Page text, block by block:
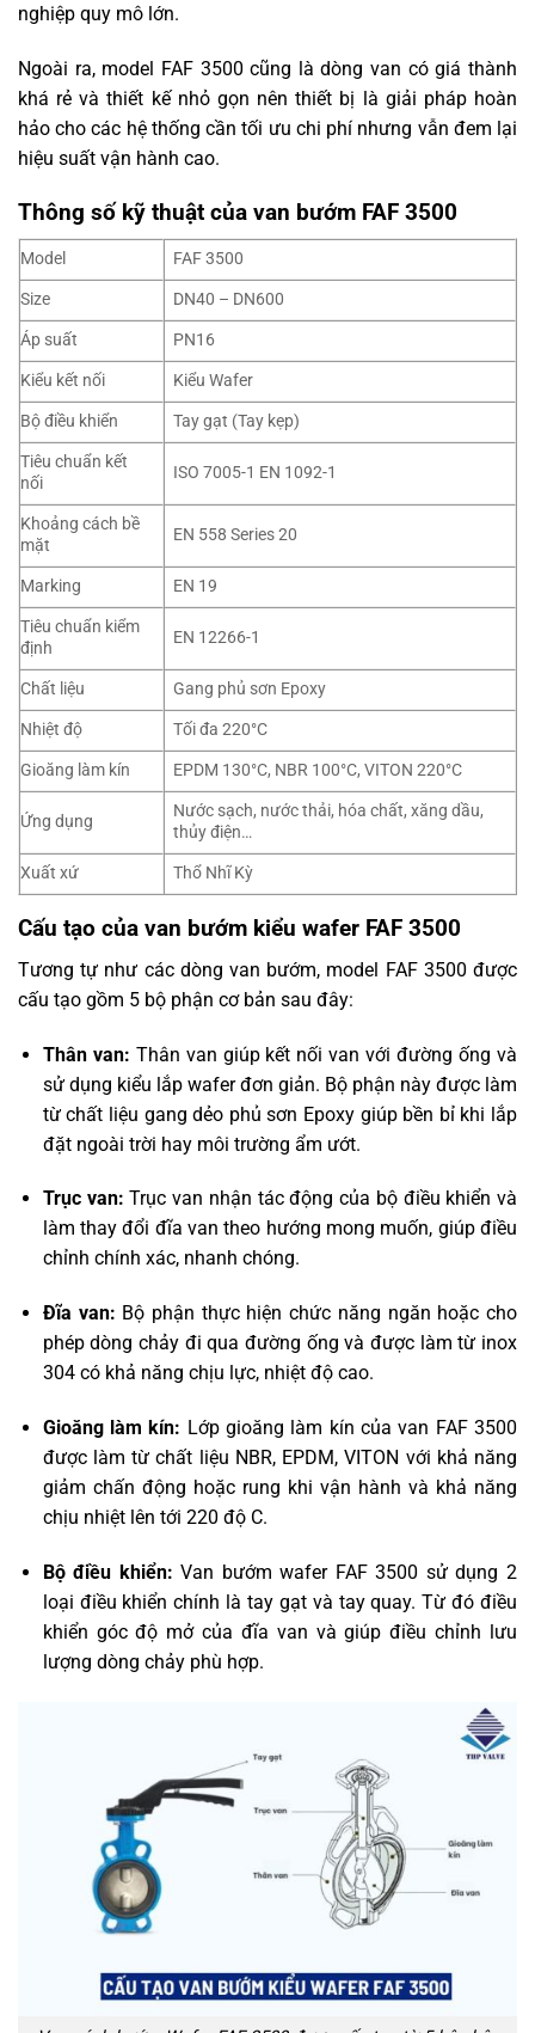
nghiệp quy mô lớn.
Ngoài ra, model FAF 3500 cũng là dòng van có giá thành
khá rẻ và thiết kế nhỏ gọn nên thiết bị là giải pháp hoàn
hảo cho các hệ thống cần tối ưu chi phí nhưng vẫn đem lại
hiệu suất vận hành cao.
Thông số kỹ thuật của van bướm FAF 3500
Model
FAF 3500
Size
DN40 – DN600
Áp suất
PN16
Kiểu kết nối
Kiểu Wafer
Bộ điều khiển
Tay gạt (Tay kẹp)
Tiêu chuẩn kết
nối
ISO 7005-1 EN 1092-1
Khoảng cách bề
mặt
EN 558 Series 20
Marking
EN 19
Tiêu chuẩn kiểm
định
EN 12266-1
Chất liệu
Gang phủ sơn Epoxy
Nhiệt độ
Tối đa 220°C
Gioăng làm kín
EPDM 130°C, NBR 100°C, VITON 220°C
Ứng dụng
Nước sạch, nước thải, hóa chất, xăng dầu,
thủy điện…
Xuất xứ
Thổ Nhĩ Kỳ
Cấu tạo của van bướm kiểu wafer FAF 3500
Tương tự như các dòng van bướm, model FAF 3500 được
cấu tạo gồm 5 bộ phận cơ bản sau đây:
Thân van: Thân van giúp kết nối van với đường ống và
sử dụng kiểu lắp wafer đơn giản. Bộ phận này được làm
từ chất liệu gang dẻo phủ sơn Epoxy giúp bền bỉ khi lắp
đặt ngoài trời hay môi trường ẩm ướt.
Trục van: Trục van nhận tác động của bộ điều khiển và
làm thay đổi đĩa van theo hướng mong muốn, giúp điều
chỉnh chính xác, nhanh chóng.
Đĩa van: Bộ phận thực hiện chức năng ngăn hoặc cho
phép dòng chảy đi qua đường ống và được làm từ inox
304 có khả năng chịu lực, nhiệt độ cao.
Gioăng làm kín: Lớp gioăng làm kín của van FAF 3500
được làm từ chất liệu NBR, EPDM, VITON với khả năng
giảm chấn động hoặc rung khi vận hành và khả năng
chịu nhiệt lên tới 220 độ C.
Bộ điều khiển: Van bướm wafer FAF 3500 sử dụng 2
loại điều khiển chính là tay gạt và tay quay. Từ đó điều
khiển góc độ mở của đĩa van và giúp điều chỉnh lưu
lượng dòng chảy phù hợp.